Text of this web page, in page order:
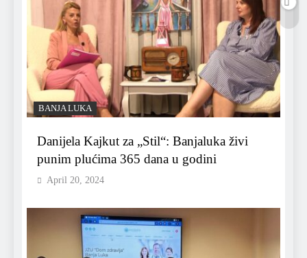
BANJA LUKA
Danijela Kajkut za „Stil“: Banjaluka živi
punim plućima 365 dana u godini
April 20, 2024